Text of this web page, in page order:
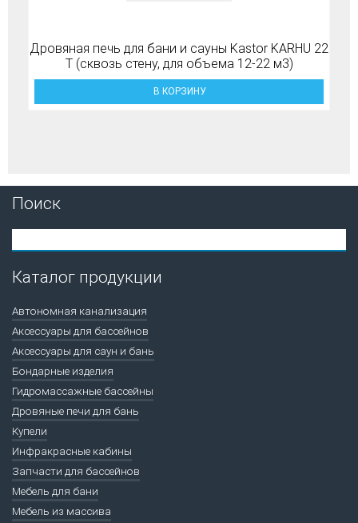
Дровяная печь для бани и сауны Kastor KARHU 22
T (сквозь стену, для объема 12-22 м3)
В КОРЗИНУ
Поиск
Каталог продукции
Автономная канализация
Аксессуары для бассейнов
Аксессуары для саун и бань
Бондарные изделия
Гидромассажные бассейны
Дровяные печи для бань
Купели
Инфракрасные кабины
Запчасти для бассейнов
Мебель для бани
Мебель из массива